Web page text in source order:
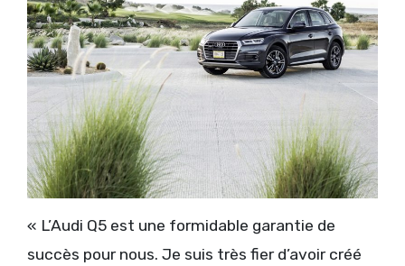
« L’Audi Q5 est une formidable garantie de
succès pour nous. Je suis très fier d’avoir créé